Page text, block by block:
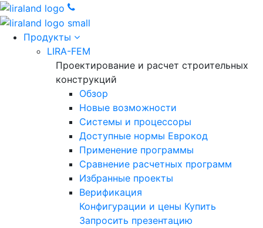
Продукты
LIRA-FEM
Проектирование и расчет строительных
конструкций
Обзор
Новые возможности
Cистемы и процессоры
Доступные нормы Еврокод
Применение программы
Сравнение расчетных программ
Избранные проекты
Верификация
Конфигурации и цены Купить
Запросить презентацию